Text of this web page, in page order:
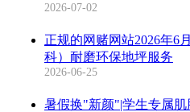
2026-07-02
正规的网赌网站2026年6
科）耐磨环保地坪服务
2026-06-25
暑假换"新颜"|学生专属